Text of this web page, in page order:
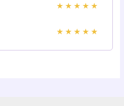
★★★★★
★★★★★